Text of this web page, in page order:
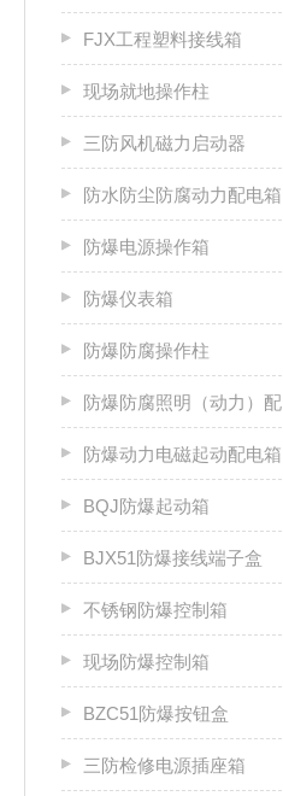
FJX工程塑料接线箱
现场就地操作柱
三防风机磁力启动器
防水防尘防腐动力配电箱
防爆电源操作箱
防爆仪表箱
防爆防腐操作柱
防爆防腐照明（动力）配电箱
防爆动力电磁起动配电箱
BQJ防爆起动箱
BJX51防爆接线端子盒
不锈钢防爆控制箱
现场防爆控制箱
BZC51防爆按钮盒
三防检修电源插座箱